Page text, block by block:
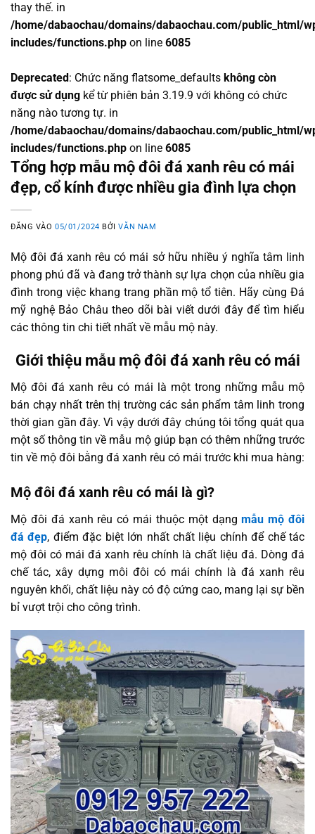
thay thế. in
/home/dabaochau/domains/dabaochau.com/public_html/
includes/functions.php on line 6085
Deprecated: Chức năng flatsome_defaults không còn
được sử dụng kể từ phiên bản 3.19.9 với không có chức
năng nào tương tự. in
/home/dabaochau/domains/dabaochau.com/public_html/
includes/functions.php on line 6085
Tổng hợp mẫu mộ đôi đá xanh rêu có mái
đẹp, cổ kính được nhiều gia đình lựa chọn
ĐĂNG VÀO05/01/2024 BỞIVĂN NAM
Mộ đôi đá xanh rêu có mái sở hữu nhiều ý nghĩa tâm linh
phong phú đã và đang trở thành sự lựa chọn của nhiều gia
đình trong việc khang trang phần mộ tổ tiên. Hãy cùng Đá
mỹ nghệ Bảo Châu theo dõi bài viết dưới đây để tìm hiểu
các thông tin chi tiết nhất về mẫu mộ này.
Giới thiệu mẫu mộ đôi đá xanh rêu có mái
Mộ đôi đá xanh rêu có mái là một trong những mẫu mộ
bán chạy nhất trên thị trường các sản phẩm tâm linh trong
thời gian gần đây. Vì vậy dưới đây chúng tôi tổng quát qua
một số thông tin về mẫu mộ giúp bạn có thêm những trước
tin về mộ đôi bằng đá xanh rêu có mái trước khi mua hàng:
Mộ đôi đá xanh rêu có mái là gì?
Mộ đôi đá xanh rêu có mái thuộc một dạngmẫu mộ đôi
đá đẹp, điểm đặc biệt lớn nhất chất liệu chính để chế tác
mộ đôi có mái đá xanh rêu chính là chất liệu đá. Dòng đá
chế tác, xây dựng môi đôi có mái chính là đá xanh rêu
nguyên khối, chất liệu này có độ cứng cao, mang lại sự bền
bỉ vượt trội cho công trình.